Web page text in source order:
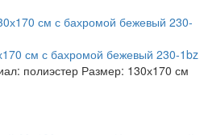
см с бахромой бежевый 230-1bz
полиэстер Размер: 130х170 см